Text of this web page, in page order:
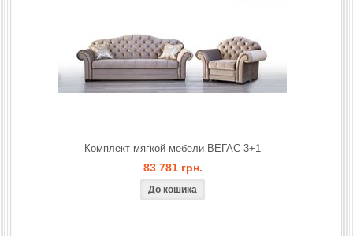
Комплект мягкой мебели ВЕГАС 3+1
83 781 грн.